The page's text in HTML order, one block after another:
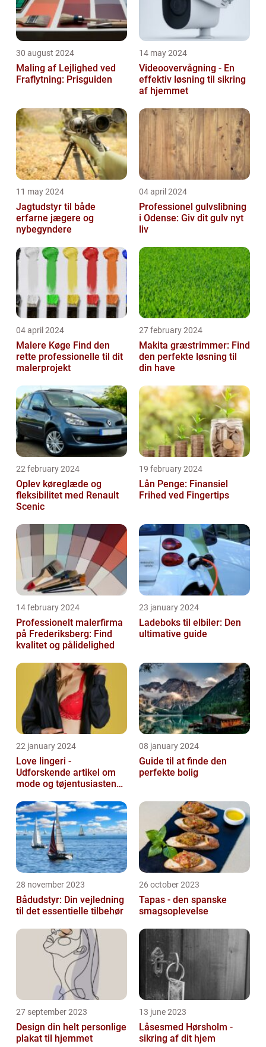
30 august 2024
Maling af Lejlighed ved
Fraflytning: Prisguiden
14 may 2024
Videoovervågning - En
effektiv løsning til sikring
af hjemmet
11 may 2024
Jagtudstyr til både
erfarne jægere og
nybegyndere
04 april 2024
Professionel gulvslibning
i Odense: Giv dit gulv nyt
liv
04 april 2024
Malere Køge Find den
rette professionelle til dit
malerprojekt
27 february 2024
Makita græstrimmer: Find
den perfekte løsning til
din have
22 february 2024
Oplev køreglæde og
fleksibilitet med Renault
Scenic
19 february 2024
Lån Penge: Finansiel
Frihed ved Fingertips
14 february 2024
Professionelt malerfirma
på Frederiksberg: Find
kvalitet og pålidelighed
23 january 2024
Ladeboks til elbiler: Den
ultimative guide
22 january 2024
Love lingeri -
Udforskende artikel om
mode og tøjentusiastens
08 january 2024
Guide til at finde den
perfekte bolig
28 november 2023
Bådudstyr: Din vejledning
til det essentielle tilbehør
26 october 2023
Tapas - den spanske
smagsoplevelse
27 september 2023
Design din helt personlige
plakat til hjemmet
13 june 2023
Låsesmed Hørsholm -
sikring af dit hjem